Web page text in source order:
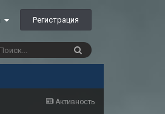
Регистрация
Активность